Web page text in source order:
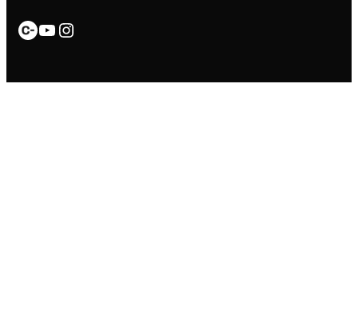
Enlace
YouTube
Instagram